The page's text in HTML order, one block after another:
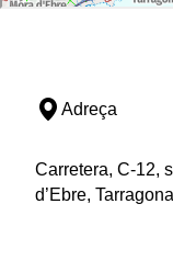
Adreça
Carretera, C-12,
d’Ebre, Tarragona